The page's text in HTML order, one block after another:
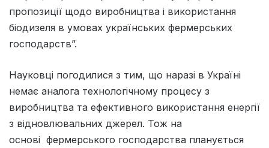
пропозиції щодо виробництва і використання
біодизеля в умовах українських фермерських
господарств”.
Науковці погодилися з тим, що наразі в Україні
немає аналога технологічному процесу з
виробництва та ефективного використання енергії
з відновлювальних джерел. Тож на
основі фермерського господарства планується